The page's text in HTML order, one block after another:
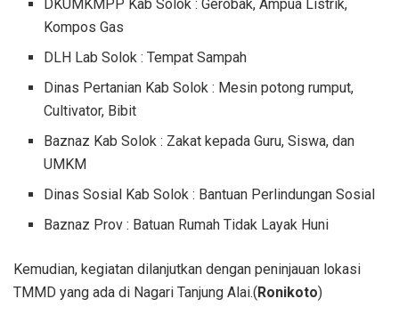
DKUMKMPP Kab Solok : Gerobak, Ampua Listrik,
Kompos Gas
DLH Lab Solok : Tempat Sampah
Dinas Pertanian Kab Solok : Mesin potong rumput,
Cultivator, Bibit
Baznaz Kab Solok : Zakat kepada Guru, Siswa, dan
UMKM
Dinas Sosial Kab Solok : Bantuan Perlindungan Sosial
Baznaz Prov : Batuan Rumah Tidak Layak Huni
Kemudian, kegiatan dilanjutkan dengan peninjauan lokasi
TMMD yang ada di Nagari Tanjung Alai.(Ronikoto)